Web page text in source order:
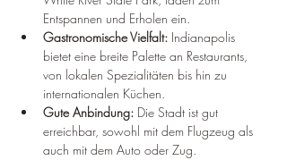
Entspannen und Erholen ein.
Gastronomische Vielfalt: Indianapolis
bietet eine breite Palette an Restaurants,
von lokalen Spezialitäten bis hin zu
internationalen Küchen.
Gute Anbindung: Die Stadt ist gut
erreichbar, sowohl mit dem Flugzeug als
auch mit dem Auto oder Zug.